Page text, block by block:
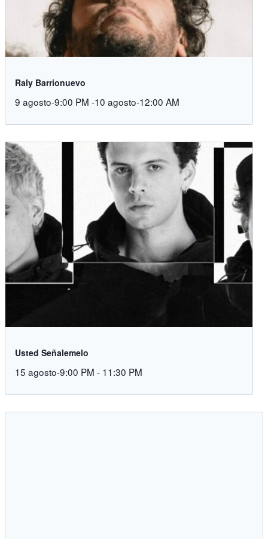
Raly Barrionuevo
9 agosto-9:00 PM -10 agosto-12:00 AM
Usted Señalemelo
15 agosto-9:00 PM - 11:30 PM